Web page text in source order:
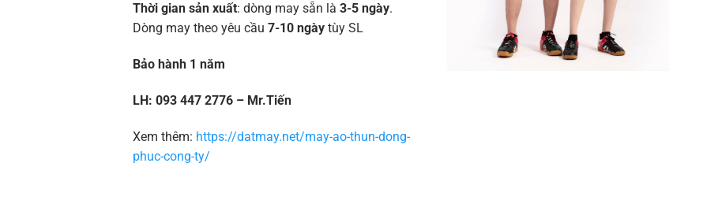
Thời gian sản xuất: dòng may sẵn là 3-5 ngày.
Dòng may theo yêu cầu 7-10 ngàytùy SL
Bảo hành 1 năm
LH: 093 447 2776 – Mr.Tiến
Xem thêm: https://datmay.net/may-ao-thun-dong-
phuc-cong-ty/